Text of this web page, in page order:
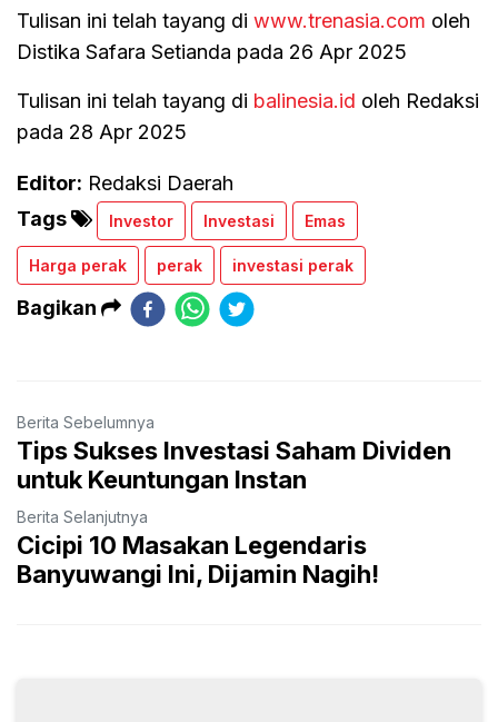
Tulisan ini telah tayang di www.trenasia.com oleh
Distika Safara Setianda pada 26 Apr 2025
Tulisan ini telah tayang di balinesia.id oleh Redaksi
pada 28 Apr 2025
Editor: Redaksi Daerah
Tags
Investor Investasi Emas
Harga perak perak investasi perak
Bagikan
Berita Sebelumnya
Tips Sukses Investasi Saham Dividen
untuk Keuntungan Instan
Berita Selanjutnya
Cicipi 10 Masakan Legendaris
Banyuwangi Ini, Dijamin Nagih!